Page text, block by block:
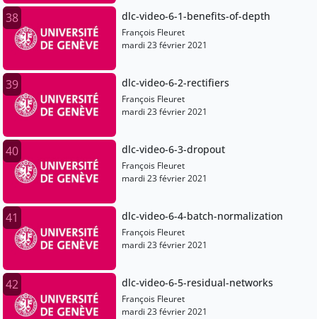
38 dlc-video-6-1-benefits-of-depth
François Fleuret
mardi 23 février 2021
39 dlc-video-6-2-rectifiers
François Fleuret
mardi 23 février 2021
40 dlc-video-6-3-dropout
François Fleuret
mardi 23 février 2021
41 dlc-video-6-4-batch-normalization
François Fleuret
mardi 23 février 2021
42 dlc-video-6-5-residual-networks
François Fleuret
mardi 23 février 2021